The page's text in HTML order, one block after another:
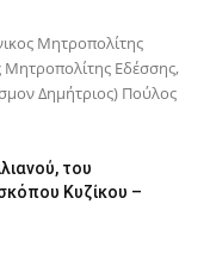
Μητροπολίτης
Μητροπολίτης Εδέσσης,
Δημήτριος) Πούλος
του
Κυζίκου –